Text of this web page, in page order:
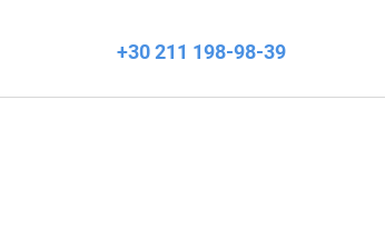
+30 211 198-98-39